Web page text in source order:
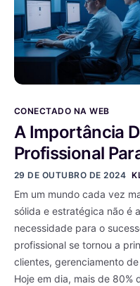
CONECTADO NA WEB
A Importância
Profissional
29 DE OUTUBRO DE 2024
Em um mundo cada vez
sólida e estratégica não é
necessidade para o
profissional se tornou a
clientes, gerenciamento
Hoje em dia, mais de 80%